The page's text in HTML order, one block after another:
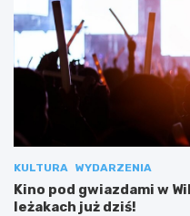
KULTURA WYDARZENIA
Kino pod gwiazdami w
leżakach już dziś!